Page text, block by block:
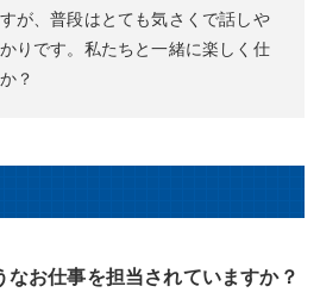
が、普段はとても気さくで話しや
りです。私たちと一緒に楽しく仕
？
なお仕事を担当されていますか？